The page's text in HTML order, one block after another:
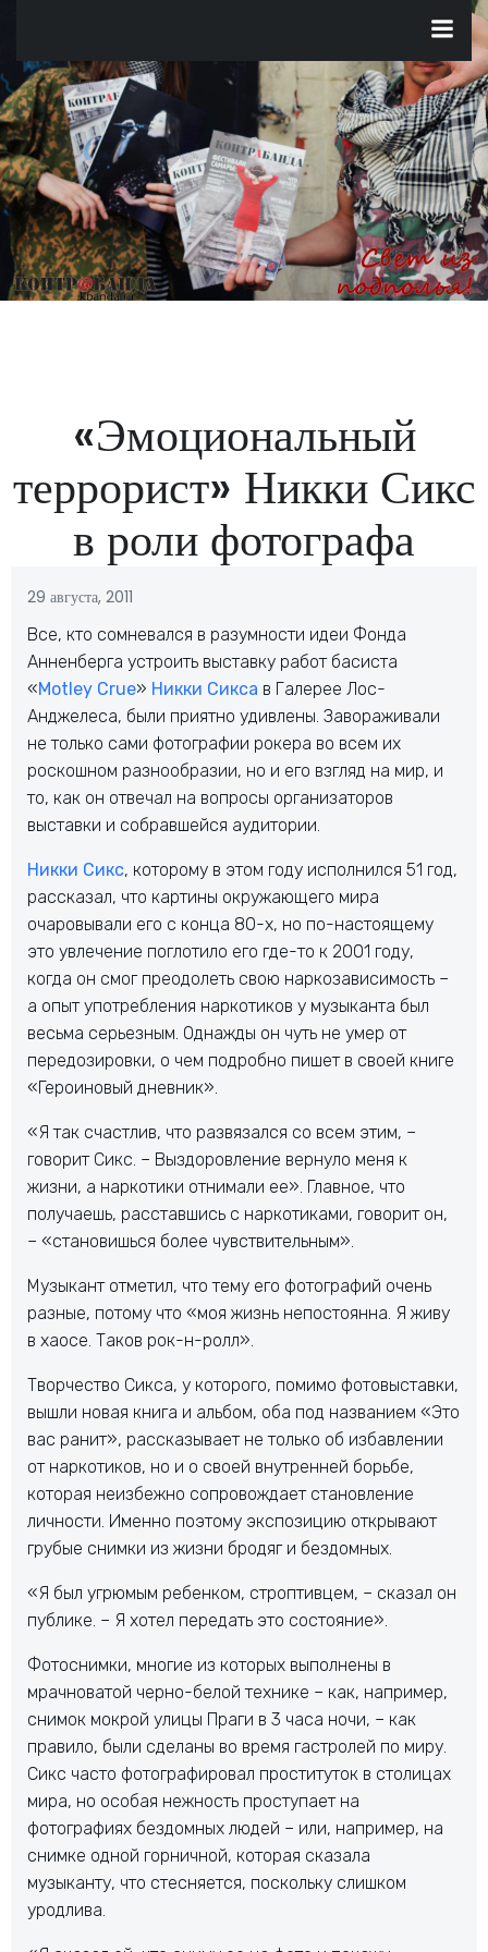
содержимому
«Эмоциональный
террорист» Никки Сикс
в роли фотографа
29 августа, 2011
Все, кто сомневался в разумности идеи Фонда
Анненберга устроить выставку работ басиста
«Motley Crue» Никки Сикса в Галерее Лос-
Анджелеса, были приятно удивлены. Завораживали
не только сами фотографии рокера во всем их
роскошном разнообразии, но и его взгляд на мир, и
то, как он отвечал на вопросы организаторов
выставки и собравшейся аудитории.
Никки Сикс, которому в этом году исполнился 51 год,
рассказал, что картины окружающего мира
очаровывали его с конца 80-х, но по-настоящему
это увлечение поглотило его где-то к 2001 году,
когда он смог преодолеть свою наркозависимость –
а опыт употребления наркотиков у музыканта был
весьма серьезным. Однажды он чуть не умер от
передозировки, о чем подробно пишет в своей книге
«Героиновый дневник».
«Я так счастлив, что развязался со всем этим, –
говорит Сикс. – Выздоровление вернуло меня к
жизни, а наркотики отнимали ее». Главное, что
получаешь, расставшись с наркотиками, говорит он,
– «становишься более чувствительным».
Музыкант отметил, что тему его фотографий очень
разные, потому что «моя жизнь непостоянна. Я живу
в хаосе. Таков рок-н-ролл».
Творчество Сикса, у которого, помимо фотовыставки,
вышли новая книга и альбом, оба под названием «Это
вас ранит», рассказывает не только об избавлении
от наркотиков, но и о своей внутренней борьбе,
которая неизбежно сопровождает становление
личности. Именно поэтому экспозицию открывают
грубые снимки из жизни бродяг и бездомных.
«Я был угрюмым ребенком, строптивцем, – сказал он
публике. – Я хотел передать это состояние».
Фотоснимки, многие из которых выполнены в
мрачноватой черно-белой технике – как, например,
снимок мокрой улицы Праги в 3 часа ночи, – как
правило, были сделаны во время гастролей по миру.
Сикс часто фотографировал проституток в столицах
мира, но особая нежность проступает на
фотографиях бездомных людей – или, например, на
снимке одной горничной, которая сказала
музыканту, что стесняется, поскольку слишком
уродлива.